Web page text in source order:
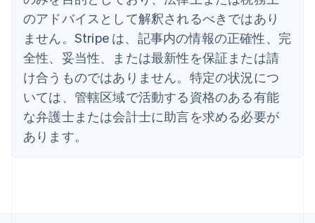
のアドバイスとして解釈されるべきではあり
ません。Stripe は、記事内の情報の正確性、完
全性、妥当性、または最新性を保証または請
け合うものではありません。特定の状況につ
いては、管轄区域で活動する資格のある有能
な弁護士または会計士に助言を求める必要が
あります。
English
イタリア
Italiano English
インド
English
エストニア
English
オーストラリア
English
オーストリア
DeutschEnglish
オランダ